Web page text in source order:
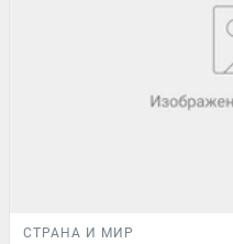
СТРАНА И МИР